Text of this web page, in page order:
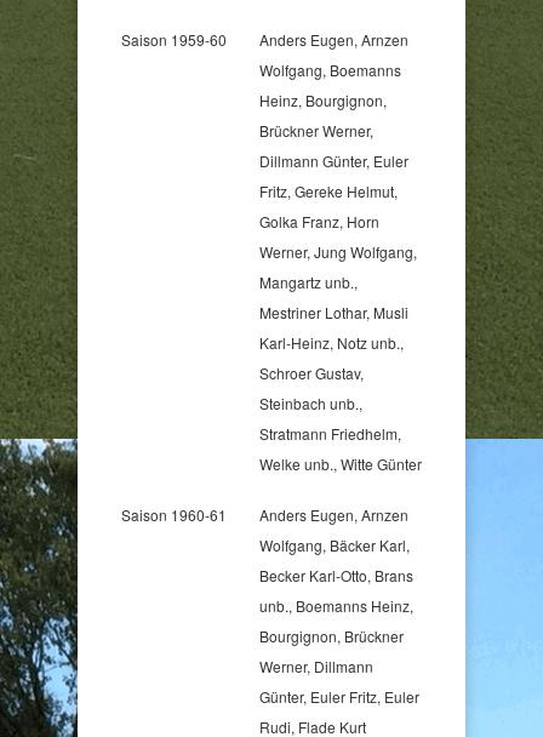
Saison 1959-60
Anders Eugen, Arnzen
Wolfgang, Boemanns
Heinz, Bourgignon,
Brückner Werner,
Dillmann Günter, Euler
Fritz, Gereke Helmut,
Golka Franz, Horn
Werner, Jung Wolfgang,
Mangartz unb.,
Mestriner Lothar, Musli
Karl-Heinz, Notz unb.,
Schroer Gustav,
Steinbach unb.,
Stratmann Friedhelm,
Welke unb., Witte Günter
Saison 1960-61
Anders Eugen, Arnzen
Wolfgang, Bäcker Karl,
Becker Karl-Otto, Brans
unb., Boemanns Heinz,
Bourgignon, Brückner
Werner, Dillmann
Günter, Euler Fritz, Euler
Rudi, Flade Kurt